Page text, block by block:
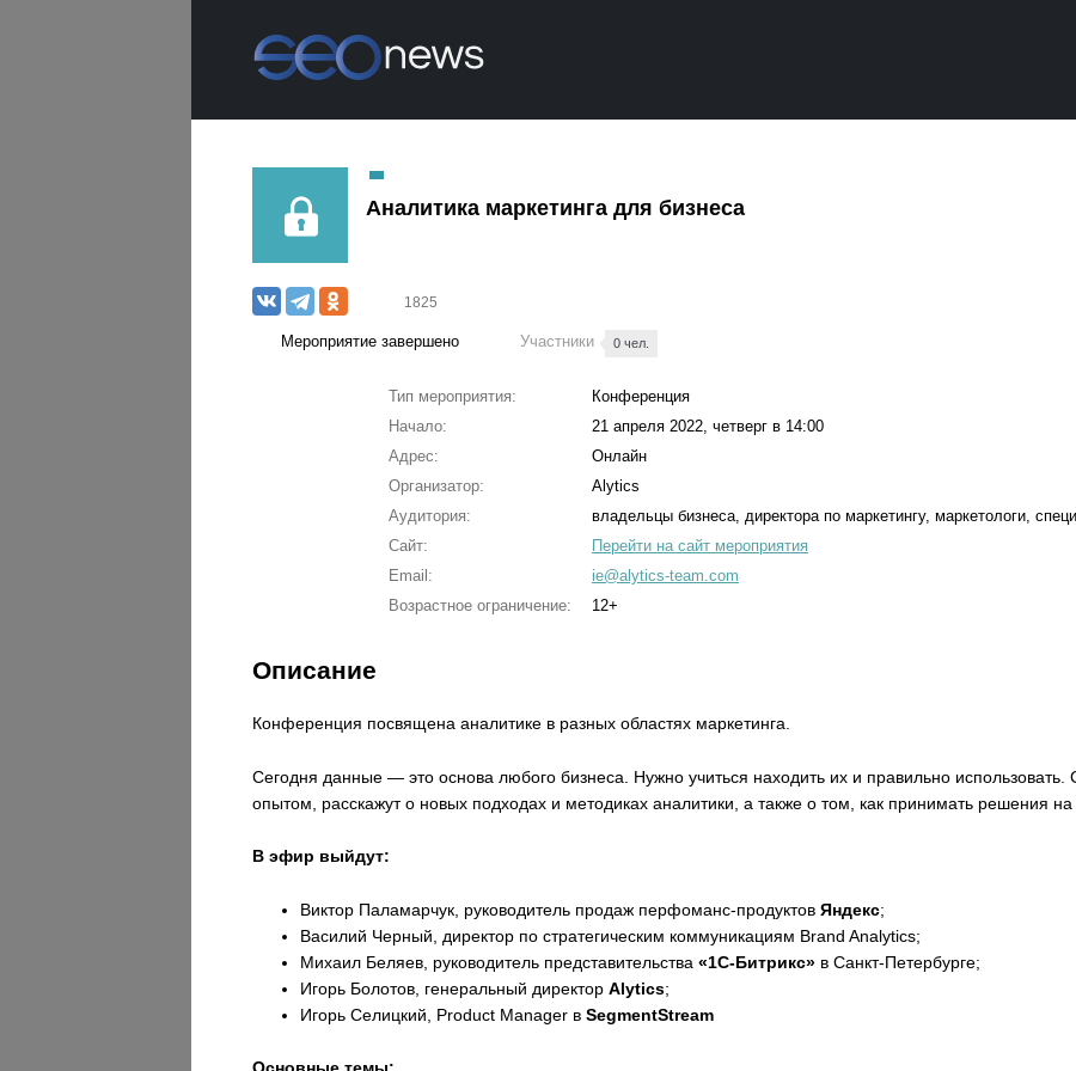
Аналитика маркетинга для бизнеса
1825
Мероприятие завершено Участники 0 чел.
Тип мероприятия:
Конференция
Начало:
21 апреля 2022, четверг в 14:00
Адрес:
Онлайн
Организатор:
Alytics
Аудитория:
владельцы бизнеса, директора по маркетингу, маркетологи,
Сайт:
Перейти на сайт мероприятия
Email:
ie@alytics-team.com
Возрастное ограничение:
12+
Описание
Конференция посвящена аналитике в разных областях маркетинга.
Сегодня данные — это основа любого бизнеса. Нужно учиться находить их и правильно
опытом, расскажут о новых подходах и методиках аналитики, а также о том, как принимать решения на
В эфир выйдут:
Виктор Паламарчук, руководитель продаж перфоманс-продуктовЯндекс;
Василий Черный, директор по стратегическим коммуникациям Brand Analytics;
Михаил Беляев, руководитель представительства«1С-Битрикс» в Санкт-Петербурге;
Игорь Болотов, генеральный директорAlytics;
Игорь Селицкий, Product Manager вSegmentStream